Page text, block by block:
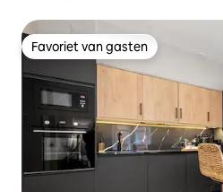
Favoriet van gasten
Favoriet van gasten